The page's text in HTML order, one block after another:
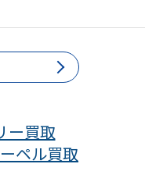
ー買取
ペル買取